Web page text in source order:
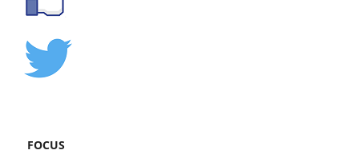
FOCUS